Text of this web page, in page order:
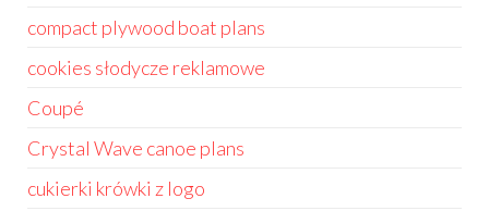
compact plywood boat plans
cookies słodycze reklamowe
Coupé
Crystal Wave canoe plans
cukierki krówki z logo